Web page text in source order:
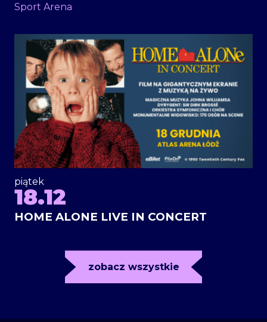
Sport Arena
piątek
18.12
HOME ALONE LIVE IN CONCERT
zobacz wszystkie